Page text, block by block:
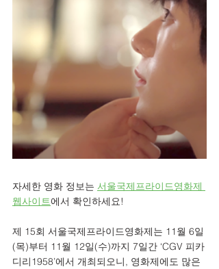
자세한 영화 정보는 서울국제프라이드영화제
웹사이트에서 확인하세요!
제 15회 서울국제프라이드영화제는 11월 6일
(목)부터 11월 12일(수)까지 7일간 ‘CGV 피카
디리1958’에서 개최되오니, 영화제에도 많은